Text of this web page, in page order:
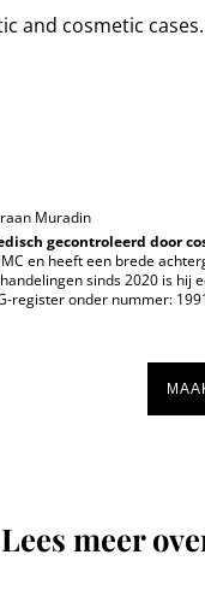
cosmetic
Muradin
gecontroleerd door
en heeft een brede
sinds 2020 is hij
register onder nummer:
Lees meer